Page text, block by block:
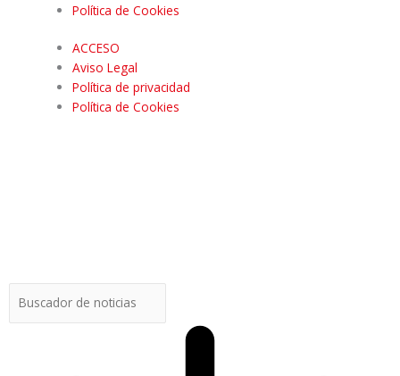
Política de Cookies
ACCESO
Aviso Legal
Política de privacidad
Política de Cookies